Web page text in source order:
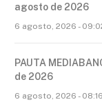
agosto de 2026
6 agosto, 2026 -
PAUTA
de 2026
6 agosto, 2026 - 08:16